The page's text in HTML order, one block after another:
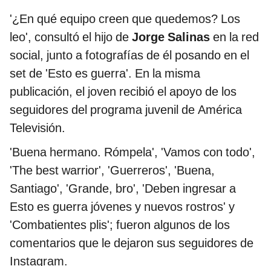
'¿En qué equipo creen que quedemos? Los
leo', consultó el hijo de Jorge Salinas en la red
social, junto a fotografías de él posando en el
set de 'Esto es guerra'. En la misma
publicación, el joven recibió el apoyo de los
seguidores del programa juvenil de América
Televisión.
'Buena hermano. Rómpela', 'Vamos con todo',
'The best warrior', 'Guerreros', 'Buena,
Santiago', 'Grande, bro', 'Deben ingresar a
Esto es guerra jóvenes y nuevos rostros' y
'Combatientes plis'; fueron algunos de los
comentarios que le dejaron sus seguidores de
Instagram.